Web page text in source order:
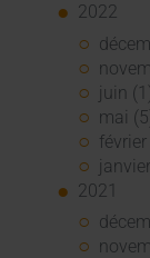
2022
juin
mai
février
2021